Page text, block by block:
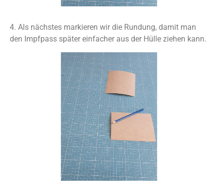
4. Als nächstes markieren wir die Rundung, damit man
den Impfpass später einfacher aus der Hülle ziehen kann.